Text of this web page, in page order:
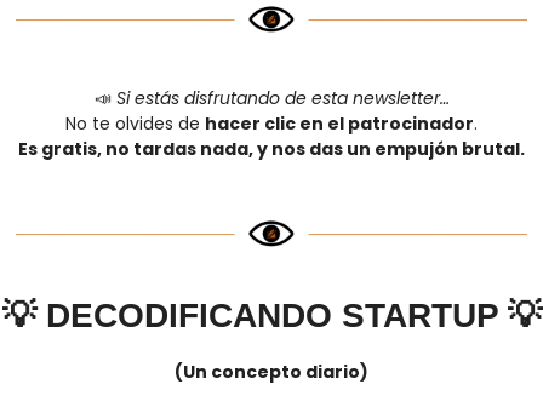
📣 Si estás disfrutando de esta newsletter…
No te olvides de hacer clic en el patrocinador.
Es gratis, no tardas nada, y nos das un empujón brutal.
💡 DECODIFICANDO STARTUP 💡
(Un concepto diario)